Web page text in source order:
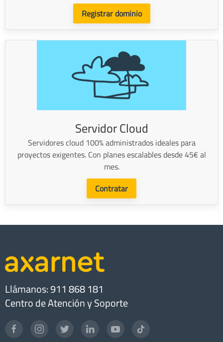
Registrar dominio
Servidor Cloud
Servidores cloud 100% administrados ideales para
proyectos exigentes. Con planes escalables desde 45€ al
mes.
Contratar
Llámanos: 911 868 181
Centro de Atención y Soporte